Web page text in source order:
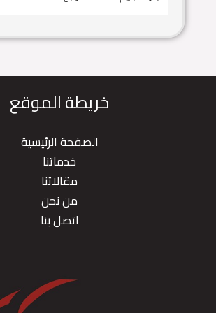
خريطة الموقع
الصفحة الرئيسية
خدماتنا
مقالاتنا
من نحن
اتصل بنا